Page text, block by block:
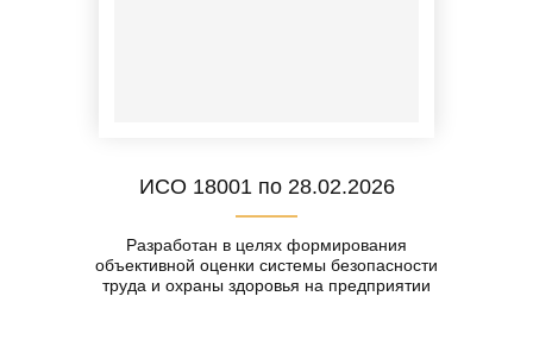
ИСО 18001 по 28.02.2026
Разработан в целях формирования
объективной оценки системы безопасности
труда и охраны здоровья на предприятии